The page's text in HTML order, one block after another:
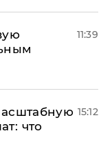
11:39
что
15:12